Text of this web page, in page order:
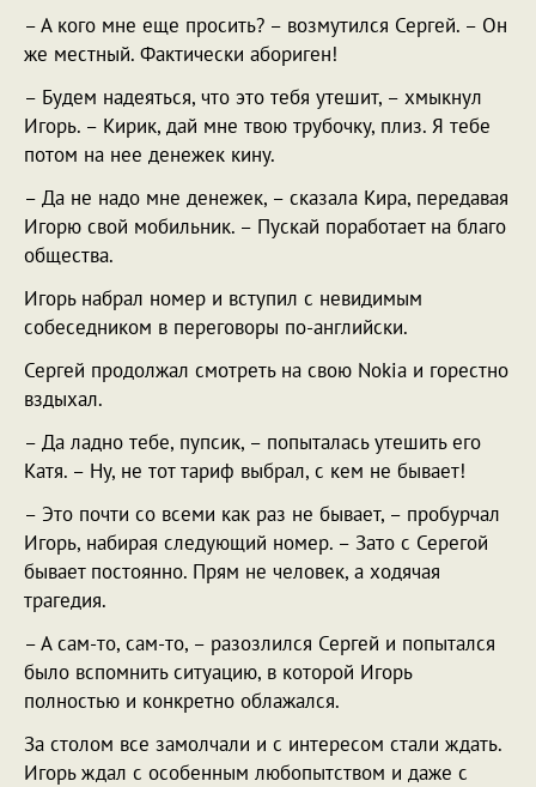
– А кого мне еще просить? – возмутился Сергей. – Он
же местный. Фактически абориген!
– Будем надеяться, что это тебя утешит, – хмыкнул
Игорь. – Кирик, дай мне твою трубочку, плиз. Я тебе
потом на нее денежек кину.
– Да не надо мне денежек, – сказала Кира, передавая
Игорю свой мобильник. – Пускай поработает на благо
общества.
Игорь набрал номер и вступил с невидимым
собеседником в переговоры по-английски.
Сергей продолжал смотреть на свою Nokia и горестно
вздыхал.
– Да ладно тебе, пупсик, – попыталась утешить его
Катя. – Ну, не тот тариф выбрал, с кем не бывает!
– Это почти со всеми как раз не бывает, – пробурчал
Игорь, набирая следующий номер. – Зато с Серегой
бывает постоянно. Прям не человек, а ходячая
трагедия.
– А сам-то, сам-то, – разозлился Сергей и попытался
было вспомнить ситуацию, в которой Игорь
полностью и конкретно облажался.
За столом все замолчали и с интересом стали ждать.
Игорь ждал с особенным любопытством и даже с